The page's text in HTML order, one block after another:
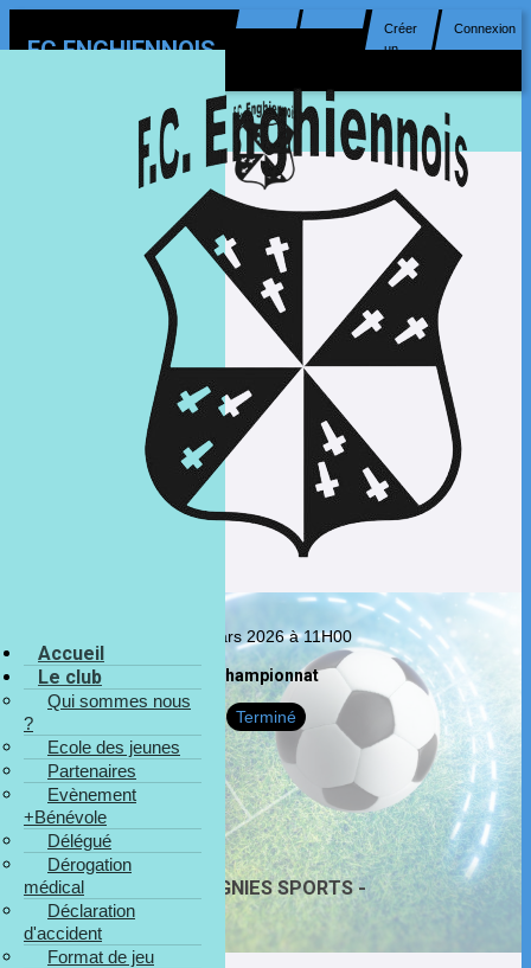
FC ENGHIENNOIS
Créer
un
Connexion
Accueil
Le club
Qui sommes nous
?
Ecole des jeunes
Partenaires
Evènement
+Bénévole
Délégué
Dérogation
médical
Déclaration
d'accident
Format de jeu
22 mars 2026 à 11H00
Championnat
Terminé
R. SOIGNIES SPORTS -